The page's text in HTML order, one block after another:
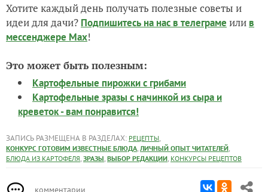
Хотите каждый день получать полезные советы и
идеи для дачи? Подпишитесь на нас в телеграме или в
мессенджере Max!
Это может быть полезным:
Картофельные пирожки с грибами
Картофельные зразы с начинкой из сыра и
креветок - вам понравится!
ЗАПИСЬ РАЗМЕЩЕНА В РАЗДЕЛАХ: РЕЦЕПТЫ,
КОНКУРС ГОТОВИМ ИЗВЕСТНЫЕ БЛЮДА, ЛИЧНЫЙ ОПЫТ ЧИТАТЕЛЕЙ,
БЛЮДА ИЗ КАРТОФЕЛЯ, ЗРАЗЫ, ВЫБОР РЕДАКЦИИ, КОНКУРСЫ РЕЦЕПТОВ
комментарии